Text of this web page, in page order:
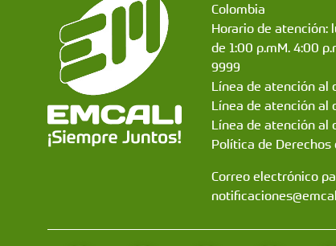
Colombia
Horario de atención:
de 1:00 p.mM. 4:00
9999
Línea de atención al
Línea de atención al
Línea de atención al
Política de Derechos
Correo electrónico